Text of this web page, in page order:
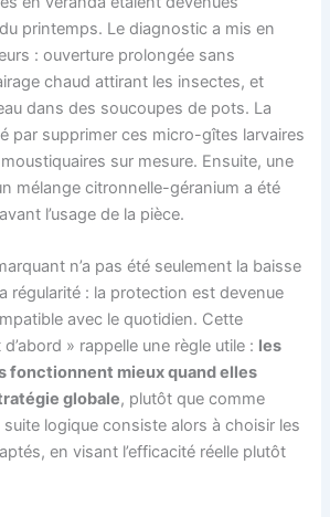
printemps. Le diagnostic a mis en
: ouverture prolongée sans
chaud attirant les insectes, et
dans des soucoupes de pots. La
par supprimer ces micro-gîtes larvaires
sur mesure. Ensuite, une
mélange citronnelle-géranium a été
l’usage de la pièce.
n’a pas été seulement la baisse
régularité : la protection est devenue
avec le quotidien. Cette
» rappelle une règle utile : les
fonctionnent mieux quand elles
globale, plutôt que comme
logique consiste alors à choisir les
en visant l’efficacité réelle plutôt